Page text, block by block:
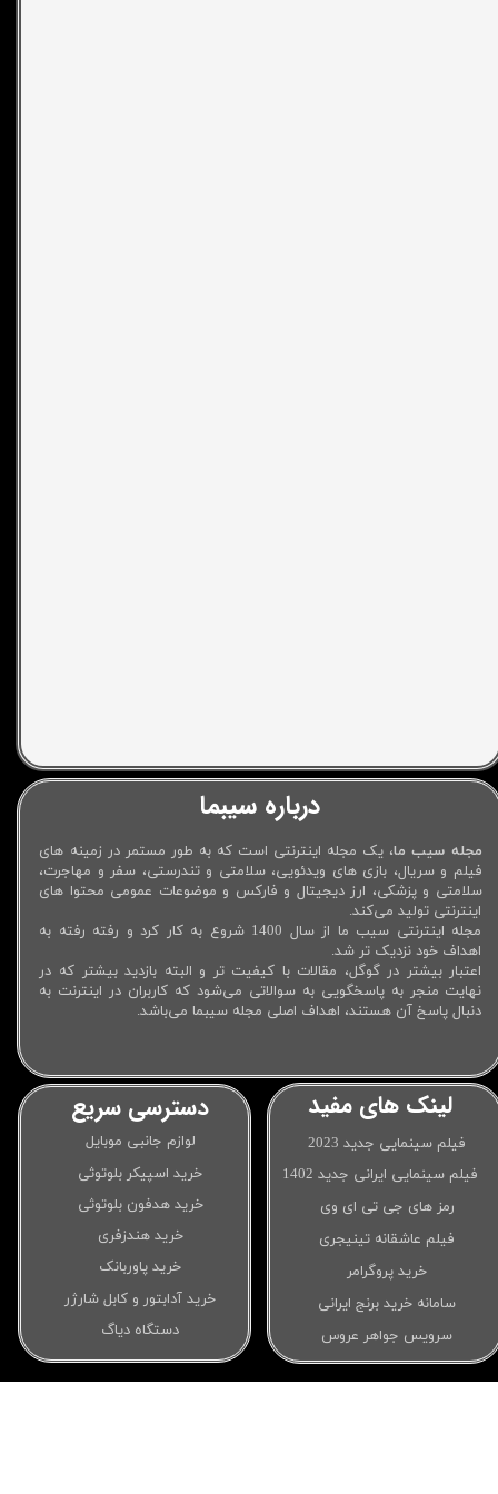
درباره سیبما
مجله سیب ما، یک مجله اینترنتی است که به طور مستمر در زمینه های
فیلم و سریال، بازی های ویدئویی، سلامتی و تندرستی، سفر و مهاجرت،
سلامتی و پزشکی، ارز دیجیتال و فارکس و موضوعات عمومی محتوا های
اینترنتی تولید می‌کند.
مجله اینترنتی سیب ما از سال 1400 شروع به کار کرد و رفته رفته به
اهداف خود نزدیک تر شد.
اعتبار بیشتر در گوگل، مقالات با کیفیت تر و البته بازدید بیشتر که در
نهایت منجر به پاسخگویی به سوالاتی می‌شود که کاربران در اینترنت به
دنبال پاسخ آن هستند، اهداف اصلی مجله سیبما می‌باشد.
دسترسی سریع
لوازم جانبی موبایل
خرید اسپیکر بلوتوثی
خرید هدفون بلوتوثی
خرید هندزفری
خرید پاوربانک
خرید آدابتور و کابل شارژر
دستگاه دیاگ
لینک های مفید
فیلم سینمایی جدید 2023
فیلم سینمایی ایرانی جدید 1402
رمز های جی تی ای وی
فیلم عاشقانه تینیجری
خرید پروگرامر
سامانه خرید برنج ایرانی
سرویس جواهر عروس